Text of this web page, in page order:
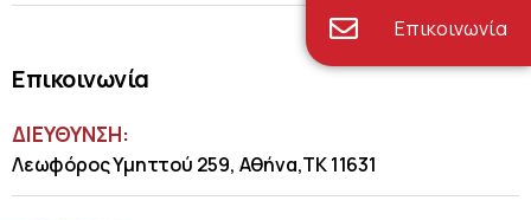
Επικοινωνία
ΔΙΕΥΘΥΝΣΗ:
Λεωφόρος Υμηττού 259, Αθήνα,ΤΚ 11631
Επικοινωνία